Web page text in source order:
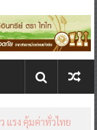
แรง คุ้มค่าทั่วไทย